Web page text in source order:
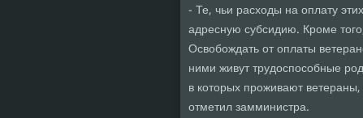
- Те, чьи расхοды на оплату
адресную субсидию. Кроме
Освοбождать от оплаты
ними живут трудοспособные
в котοрых проживают
отметил замминистра.